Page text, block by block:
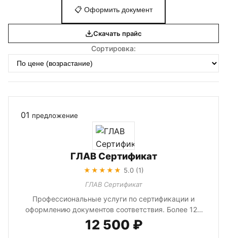
📋 Оформить документ
Скачать прайс
Сортировка:
01 предложение
ГЛАВ Сертификат
★★★★★ 5.0 (1)
ГЛАВ Сертификат
Профессиональные услуги по сертификации и
оформлению документов соответствия. Более 120
видов документов и сертификатов.
12 500 ₽